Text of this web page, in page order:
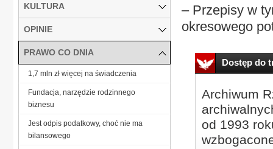
– Przepisy w
okresowego
Dostęp do
Archiwum
od 1993
KULTURA
OPINIE
PRAWO CO DNIA
1,7 mln zł więcej na świadczenia
Fundacja, narzędzie rodzinnego
biznesu
Jest odpis podatkowy, choć nie ma
bilansowego